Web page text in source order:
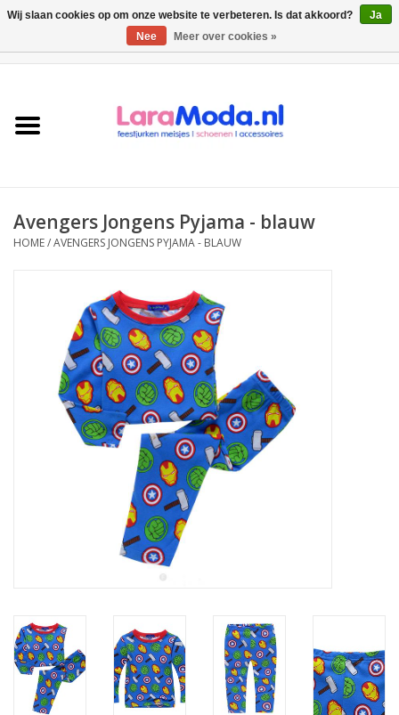
collecties
Bolero meisje
Private Shopping
Avengers Jongens Pyjama - blauw
HOME/AVENGERS JONGENS PYJAMA - BLAUW
Wij slaan cookies op om onze website te verbeteren. Is dat akkoord?
Ja
Nee
Meer over cookies »